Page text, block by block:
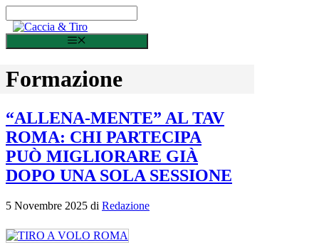
Formazione
“ALLENA-MENTE” AL TAV
ROMA: CHI PARTECIPA
PUÒ MIGLIORARE GIÀ
DOPO UNA SOLA SESSIONE
5 Novembre 2025 di Redazione